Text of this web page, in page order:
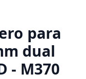
para
dual
- M370